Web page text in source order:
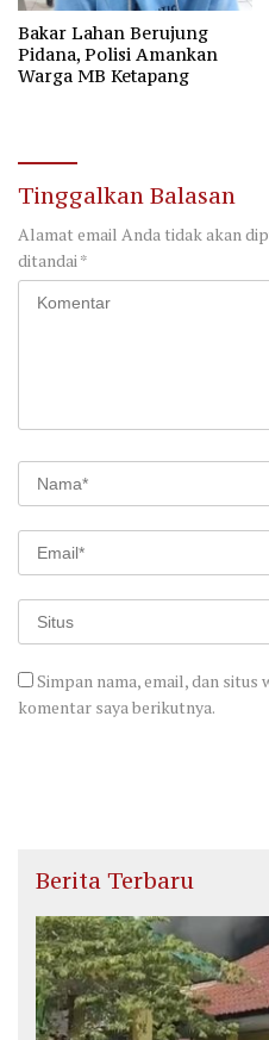
Bakar Lahan Berujung
Pidana, Polisi Amankan
Warga MB Ketapang
Tinggalkan Balasan
Alamat email Anda tidak akan
ditandai *
Simpan nama, email, dan situs
komentar saya berikutnya.
Berita Terbaru